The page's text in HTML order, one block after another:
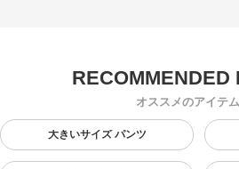
オススメのアイテ
大きいサイズ パンツ